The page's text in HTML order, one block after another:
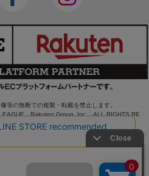
等の無断での複製・転載を禁止します。
Rakuten Group, Inc. ALL RIGHTS RE